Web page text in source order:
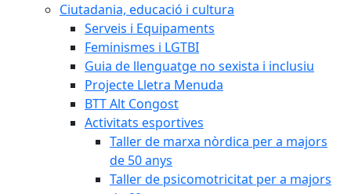
Ciutadania, educació i cultura
Serveis i Equipaments
Feminismes i LGTBI
Guia de llenguatge no sexista i inclusiu
Projecte Lletra Menuda
BTT Alt Congost
Activitats esportives
Taller de marxa nòrdica per a majors
de 50 anys
Taller de psicomotricitat per a majors